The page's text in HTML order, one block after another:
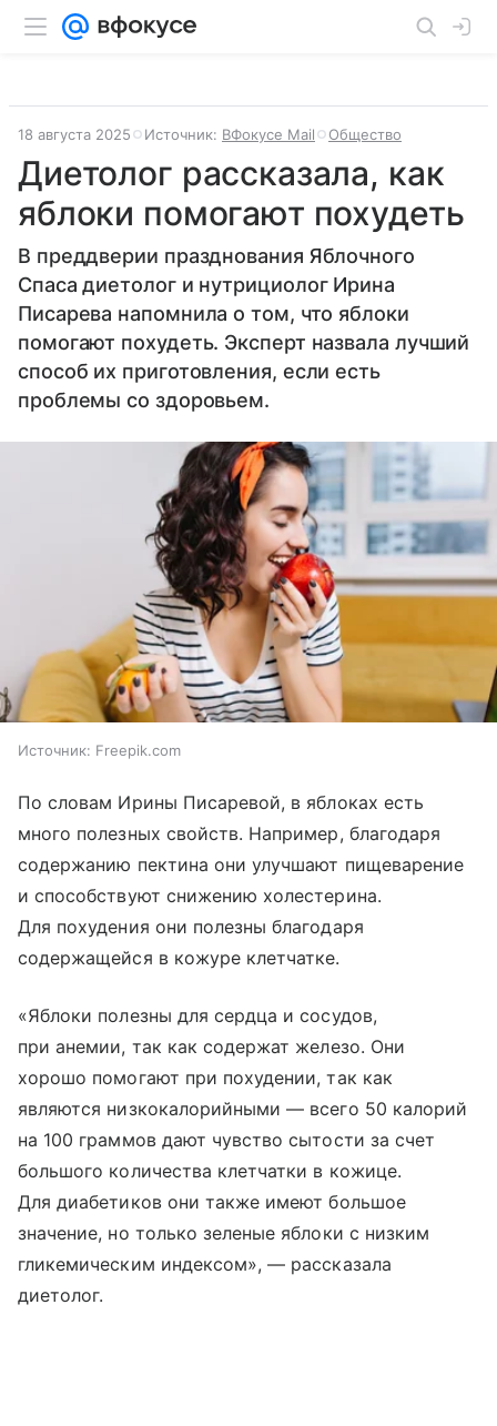
18 августа 2025 Источник: ВФокусе Mail Общество
Диетолог рассказала, как
яблоки помогают похудеть
В преддверии празднования Яблочного
Спаса диетолог и нутрициолог Ирина
Писарева напомнила о том, что яблоки
помогают похудеть. Эксперт назвала лучший
способ их приготовления, если есть
проблемы со здоровьем.
Источник: Freepik.com
По словам Ирины Писаревой, в яблоках есть
много полезных свойств. Например, благодаря
содержанию пектина они улучшают пищеварение
и способствуют снижению холестерина.
Для похудения они полезны благодаря
содержащейся в кожуре клетчатке.
«Яблоки полезны для сердца и сосудов,
при анемии, так как содержат железо. Они
хорошо помогают при похудении, так как
являются низкокалорийными — всего 50 калорий
на 100 граммов дают чувство сытости за счет
большого количества клетчатки в кожице.
Для диабетиков они также имеют большое
значение, но только зеленые яблоки с низким
гликемическим индексом», — рассказала
диетолог.